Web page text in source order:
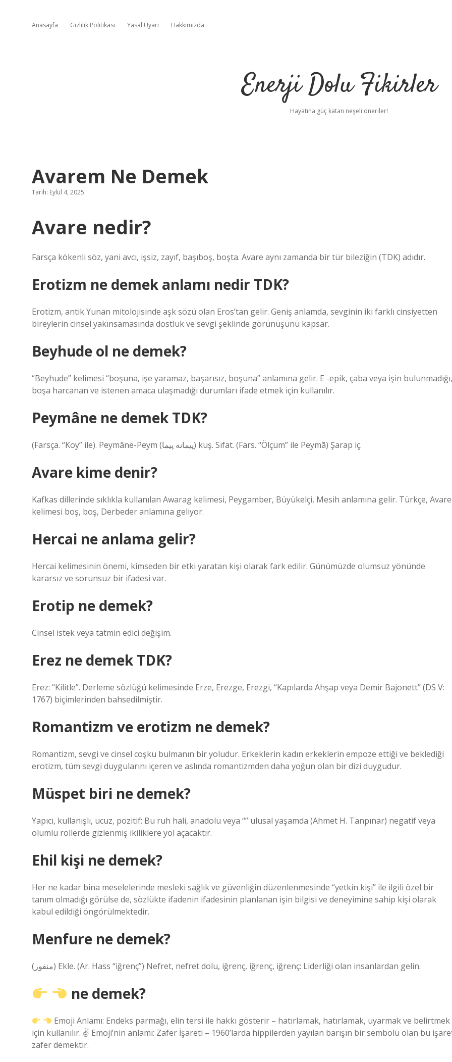
Anasayfa Gizlilik Politikası Yasal Uyarı Hakkımızda
Enerji Dolu Fikirler
Hayatına güç katan neşeli öneriler!
Avarem Ne Demek
Tarih: Eylül 4, 2025
Avare nedir?
Farsça kökenli söz, yani avcı, işsiz, zayıf, başıboş, boşta. Avare aynı zamanda bir tür bileziğin (TDK) adıdır.
Erotizm ne demek anlamı nedir TDK?
Erotizm, antik Yunan mitolojisinde aşk sözü olan Eros’tan gelir. Geniş anlamda, sevginin iki farklı cinsiyetten
bireylerin cinsel yakınsamasında dostluk ve sevgi şeklinde görünüşünü kapsar.
Beyhude ol ne demek?
“Beyhude” kelimesi “boşuna, işe yaramaz, başarısız, boşuna” anlamına gelir. E -epik, çaba veya işin bulunmadığı,
boşa harcanan ve istenen amaca ulaşmadığı durumları ifade etmek için kullanılır.
Peymâne ne demek TDK?
(Farsça. “Koy” ile). Peymâne-Peym (ﭘﻴﻤﺎﻧﻪ ﭘﻴﻤﺎ) kuş. Sıfat. (Fars. “Ölçüm” ile Peymā) Şarap iç.
Avare kime denir?
Kafkas dillerinde sıklıkla kullanılan Awarag kelimesi, Peygamber, Büyükelçi, Mesih anlamına gelir. Türkçe, Avare
kelimesi boş, boş, Derbeder anlamına geliyor.
Hercai ne anlama gelir?
Hercai kelimesinin önemi, kimseden bir etki yaratan kişi olarak fark edilir. Günümüzde olumsuz yönünde
kararsız ve sorunsuz bir ifadesi var.
Erotip ne demek?
Cinsel istek veya tatmin edici değişim.
Erez ne demek TDK?
Erez: “Kilitle”. Derleme sözlüğü kelimesinde Erze, Erezge, Erezgi, “Kapılarda Ahşap veya Demir Bajonett” (DS V:
1767) biçimlerinden bahsedilmiştir.
Romantizm ve erotizm ne demek?
Romantizm, sevgi ve cinsel coşku bulmanın bir yoludur. Erkeklerin kadın erkeklerin empoze ettiği ve beklediği
erotizm, tüm sevgi duygularını içeren ve aslında romantizmden daha yoğun olan bir dizi duygudur.
Müspet biri ne demek?
Yapıcı, kullanışlı, ucuz, pozitif: Bu ruh hali, anadolu veya “” ulusal yaşamda (Ahmet H. Tanpınar) negatif veya
olumlu rollerde gizlenmiş ikiliklere yol açacaktır.
Ehil kişi ne demek?
Her ne kadar bina meselelerinde mesleki sağlık ve güvenliğin düzenlenmesinde “yetkin kişi” ile ilgili özel bir
tanım olmadığı görülse de, sözlükte ifadenin ifadesinin planlanan işin bilgisi ve deneyimine sahip kişi olarak
kabul edildiği öngörülmektedir.
Menfure ne demek?
(ﻣﻨﻔﻮﺭ) Ekle. (Ar. Hass “iğrenç”) Nefret, nefret dolu, iğrenç, iğrenç, iğrenç: Liderliği olan insanlardan gelin.
ne demek?
Emoji Anlamı: Endeks parmağı, elin tersi ile hakkı gösterir – hatırlamak, hatırlamak, uyarmak ve belirtmek
için kullanılır. ✌ Emoji’nin anlamı: Zafer İşareti – 1960’larda hippilerden yayılan barışın bir sembolü olan bu
zafer demektir.